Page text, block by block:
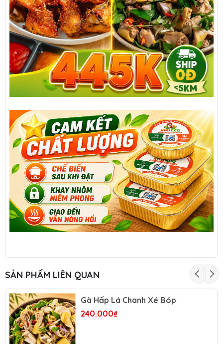
SẢN PHẨM LIÊN QUAN
Gà Hấp Lá Chanh Xé Bóp
240.000₫